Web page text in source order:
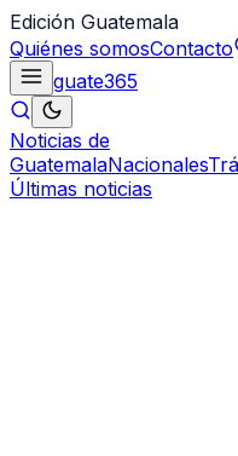
Edición Guatemala
Quiénes somosContacto
guate365
Noticias de
GuatemalaNacionales
Últimas noticias